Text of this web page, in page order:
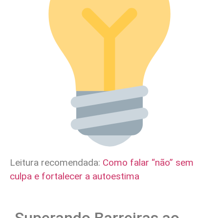
Leitura recomendada: Como falar “não” sem
culpa e fortalecer a autoestima